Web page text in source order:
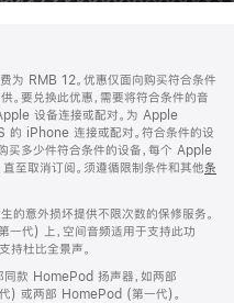
为 RMB 12。优惠仅面向购买符合条件
要兑换此优惠，需要将符合条件的音
设备连接或配对。为 Apple
的 iPhone 连接或配对。符合条件的设
买多少件符合条件的设备，每个 Apple
至取消订阅。须遵循限制条件和其他条
意外损坏提供不限次数的保修服务。
代) 上，空间音频适用于支持此功
持杜比全景声。
款 HomePod 扬声器，如两部
) 或两部 HomePod (第一代)。